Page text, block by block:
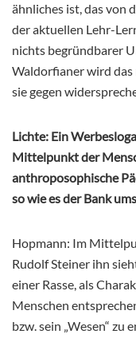
ähnliches ist, das von
der aktuellen Lehr-
nichts begründbarer
Waldorfianer wird das
sie gegen
Lichte: Ein
Mittelpunkt der
anthroposophische
so wie es der Bank
Hopmann: Im
Rudolf Steiner ihn
einer Rasse, als
Menschen
bzw. sein „Wesen“ zu